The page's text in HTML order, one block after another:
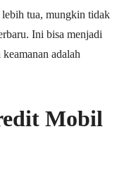
tua, mungkin tidak
Ini bisa menjadi
adalah
Mobil